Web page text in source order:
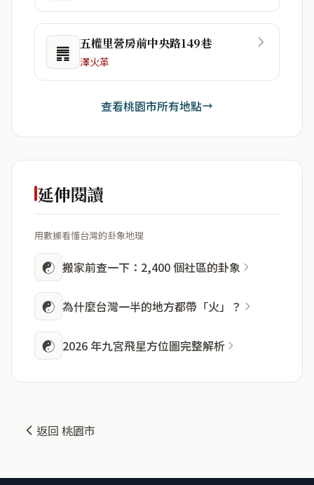
䷠ 五權里營房前中央路149巷
澤火革
查看桃園市所有地點
延伸閱讀
用數據看懂台灣的卦象地理
☯ 搬家前查一下：2,400 個社區的卦象
☯ 為什麼台灣一半的地方都帶「火」？
☯ 2026 年九宮飛星方位圖完整解析
返回 桃園市